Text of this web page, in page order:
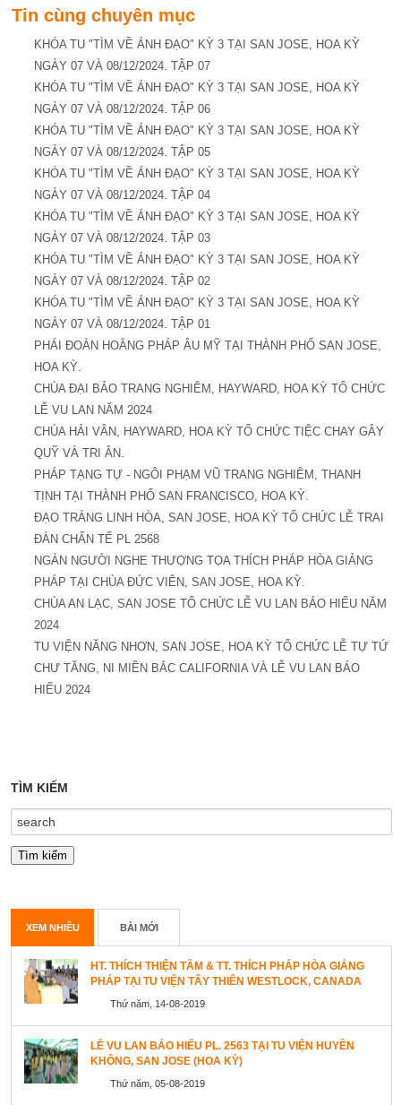
Tin cùng chuyên mục
KHÓA TU "TÌM VỀ ÁNH ĐẠO" KỲ 3 TẠI SAN JOSE, HOA KỲ
NGÀY 07 VÀ 08/12/2024. TẬP 07
KHÓA TU "TÌM VỀ ÁNH ĐẠO" KỲ 3 TẠI SAN JOSE, HOA KỲ
NGÀY 07 VÀ 08/12/2024. TẬP 06
KHÓA TU "TÌM VỀ ÁNH ĐẠO" KỲ 3 TẠI SAN JOSE, HOA KỲ
NGÀY 07 VÀ 08/12/2024. TẬP 05
KHÓA TU "TÌM VỀ ÁNH ĐẠO" KỲ 3 TẠI SAN JOSE, HOA KỲ
NGÀY 07 VÀ 08/12/2024. TẬP 04
KHÓA TU "TÌM VỀ ÁNH ĐẠO" KỲ 3 TẠI SAN JOSE, HOA KỲ
NGÀY 07 VÀ 08/12/2024. TẬP 03
KHÓA TU "TÌM VỀ ÁNH ĐẠO" KỲ 3 TẠI SAN JOSE, HOA KỲ
NGÀY 07 VÀ 08/12/2024. TẬP 02
KHÓA TU "TÌM VỀ ÁNH ĐẠO" KỲ 3 TẠI SAN JOSE, HOA KỲ
NGÀY 07 VÀ 08/12/2024. TẬP 01
PHÁI ĐOÀN HOẰNG PHÁP ÂU MỸ TẠI THÀNH PHỐ SAN JOSE,
HOA KỲ.
CHÙA ĐẠI BẢO TRANG NGHIÊM, HAYWARD, HOA KỲ TỔ CHỨC
LỄ VU LAN NĂM 2024
CHÙA HẢI VÂN, HAYWARD, HOA KỲ TỔ CHỨC TIỆC CHAY GÂY
QUỸ VÀ TRI ÂN.
PHÁP TẠNG TỰ - NGÔI PHẠM VŨ TRANG NGHIÊM, THANH
TỊNH TẠI THÀNH PHỐ SAN FRANCISCO, HOA KỲ.
ĐẠO TRÀNG LINH HÒA, SAN JOSE, HOA KỲ TỔ CHỨC LỄ TRAI
ĐÀN CHẨN TẾ PL 2568
NGÀN NGƯỜI NGHE THƯỢNG TỌA THÍCH PHÁP HÒA GIẢNG
PHÁP TẠI CHÙA ĐỨC VIÊN, SAN JOSE, HOA KỲ.
CHÙA AN LẠC, SAN JOSE TỔ CHỨC LỄ VU LAN BÁO HIẾU NĂM
2024
TU VIỆN NĂNG NHƠN, SAN JOSE, HOA KỲ TỔ CHỨC LỄ TỰ TỨ
CHƯ TĂNG, NI MIỀN BẮC CALIFORNIA VÀ LỄ VU LAN BÁO
HIẾU 2024
TÌM KIẾM
XEM NHIỀU BÀI MỚI
HT. THÍCH THIỆN TÂM & TT. THÍCH PHÁP HÒA GIẢNG
PHÁP TẠI TU VIỆN TÂY THIÊN WESTLOCK, CANADA
Thứ năm, 14-08-2019
LỄ VU LAN BÁO HIẾU PL. 2563 TẠI TU VIỆN HUYỀN
KHÔNG, SAN JOSE (HOA KỲ)
Thứ năm, 05-08-2019